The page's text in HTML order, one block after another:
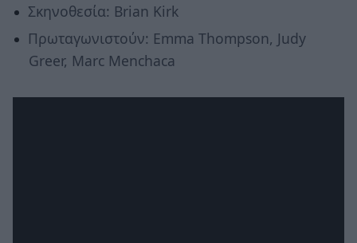
Σκηνοθεσία: Brian Kirk
Πρωταγωνιστούν: Emma Thompson, Judy
Greer, Marc Menchaca